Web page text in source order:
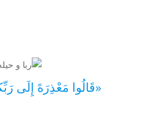
«قَالُوا مَعْذِرَهً إِلَى